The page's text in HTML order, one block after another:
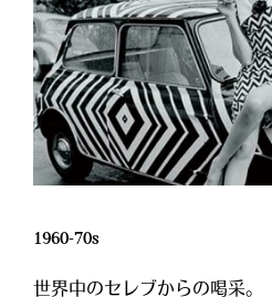
1960-70s
世界中のセレブからの喝采。